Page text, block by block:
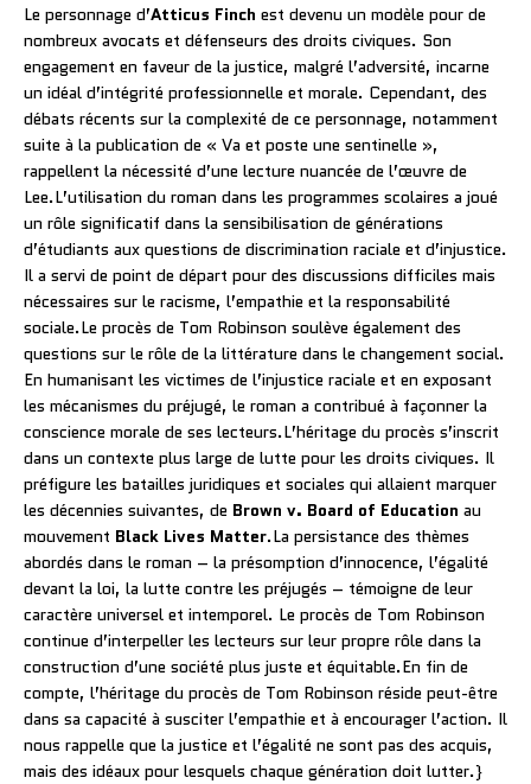
Le personnage d’Atticus Finch est devenu un modèle pour de
nombreux avocats et défenseurs des droits civiques. Son
engagement en faveur de la justice, malgré l’adversité, incarne
un idéal d’intégrité professionnelle et morale. Cependant, des
débats récents sur la complexité de ce personnage, notamment
suite à la publication de « Va et poste une sentinelle »,
rappellent la nécessité d’une lecture nuancée de l’œuvre de
Lee.L’utilisation du roman dans les programmes scolaires a joué
un rôle significatif dans la sensibilisation de générations
d’étudiants aux questions de discrimination raciale et d’injustice.
Il a servi de point de départ pour des discussions difficiles mais
nécessaires sur le racisme, l’empathie et la responsabilité
sociale.Le procès de Tom Robinson soulève également des
questions sur le rôle de la littérature dans le changement social.
En humanisant les victimes de l’injustice raciale et en exposant
les mécanismes du préjugé, le roman a contribué à façonner la
conscience morale de ses lecteurs.L’héritage du procès s’inscrit
dans un contexte plus large de lutte pour les droits civiques. Il
préfigure les batailles juridiques et sociales qui allaient marquer
les décennies suivantes, de Brown v. Board of Education au
mouvement Black Lives Matter.La persistance des thèmes
abordés dans le roman – la présomption d’innocence, l’égalité
devant la loi, la lutte contre les préjugés – témoigne de leur
caractère universel et intemporel. Le procès de Tom Robinson
continue d’interpeller les lecteurs sur leur propre rôle dans la
construction d’une société plus juste et équitable.En fin de
compte, l’héritage du procès de Tom Robinson réside peut-être
dans sa capacité à susciter l’empathie et à encourager l’action. Il
nous rappelle que la justice et l’égalité ne sont pas des acquis,
mais des idéaux pour lesquels chaque génération doit lutter.}